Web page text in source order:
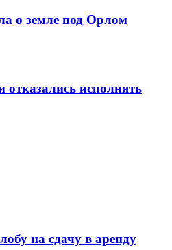
о земле под Орлом
исполнять
на сдачу в аренду